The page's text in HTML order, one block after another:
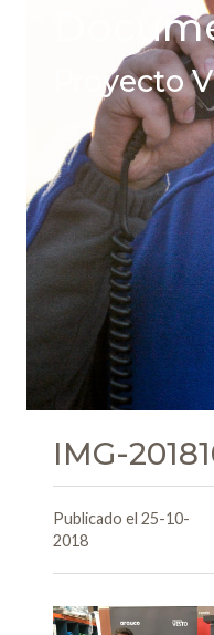
Proyecto
IMG-
Publicado el 25-10-
2018